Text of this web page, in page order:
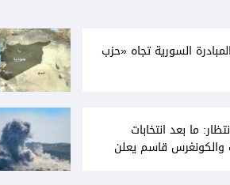
السورية تجاه «حزب
ما بعد انتخابات
والكونغرس قاسم يعلن